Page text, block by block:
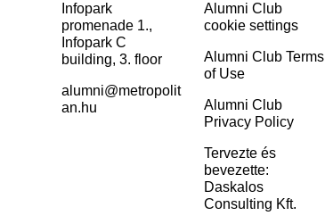
Infopark
promenade 1.,
Infopark C
building, 3. floor
alumni@metropolit
an.hu
Alumni Club
cookie settings
Alumni Club Terms
of Use
Alumni Club
Privacy Policy
Tervezte és
bevezette:
Daskalos
Consulting Kft.